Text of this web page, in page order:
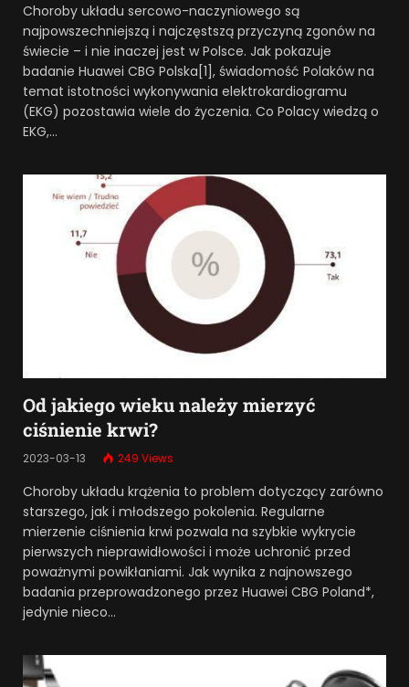
Choroby układu sercowo-naczyniowego są
najpowszechniejszą i najczęstszą przyczyną zgonów na
świecie – i nie inaczej jest w Polsce. Jak pokazuje
badanie Huawei CBG Polska[1], świadomość Polaków na
temat istotności wykonywania elektrokardiogramu
(EKG) pozostawia wiele do życzenia. Co Polacy wiedzą o
EKG,…
Od jakiego wieku należy mierzyć
ciśnienie krwi?
2023-03-13 249 Views
Choroby układu krążenia to problem dotyczący zarówno
starszego, jak i młodszego pokolenia. Regularne
mierzenie ciśnienia krwi pozwala na szybkie wykrycie
pierwszych nieprawidłowości i może uchronić przed
poważnymi powikłaniami. Jak wynika z najnowszego
badania przeprowadzonego przez Huawei CBG Poland*,
jedynie nieco…